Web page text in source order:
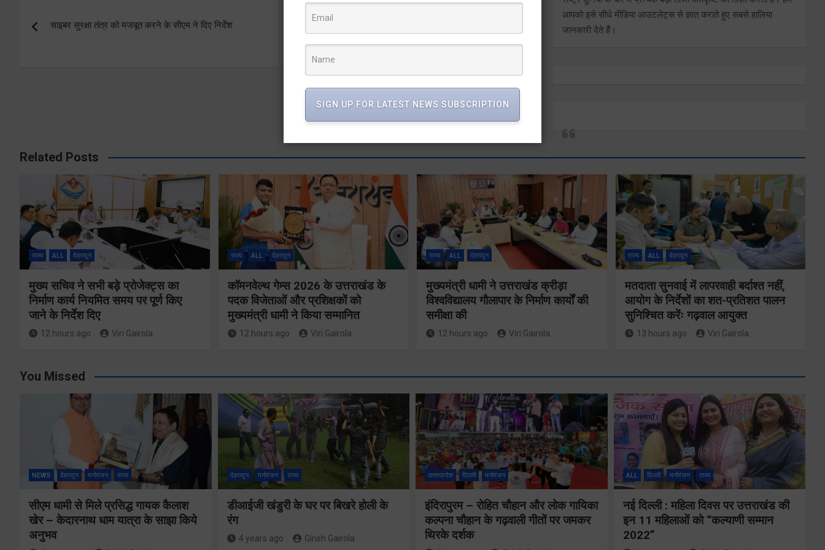
navigation
साइबर सुरक्षा तंत्र को मजबूत करने के सीएम ने दिए निर्देश
आपको इसे सीधे मीडिया आउटलेट्स से ज्ञात कराते हुए सबसे हालिया
जानकारी देते हैं।
Related Posts
राज्य ALL देहरादून
मुख्य सचिव ने सभी बड़े प्रोजेक्ट्स का
निर्माण कार्य नियमित समय पर पूर्ण किए
जाने के निर्देश दिए
12 hours ago Viri Gairola
राज्य ALL देहरादून
कॉमनवेल्थ गेम्स 2026 के उत्तराखंड के
पदक विजेताओं और प्रशिक्षकों को
मुख्यमंत्री धामी ने किया सम्मानित
12 hours ago Viri Gairola
राज्य ALL देहरादून
मुख्यमंत्री धामी ने उत्तराखंड क्रीड़ा
विश्वविद्यालय गौलापार के निर्माण कार्यों की
समीक्षा की
12 hours ago Viri Gairola
राज्य ALL देहरादून
मतदाता सुनवाई में लापरवाही बर्दाश्त नहीं,
आयोग के निर्देशों का शत-प्रतिशत पालन
सुनिश्चित करेंः गढ़वाल आयुक्त
13 hours ago Viri Gairola
You Missed
NEWS देहरादून मनोरंजन राज्य
सीएम धामी से मिले प्रसिद्ध गायक कैलाश
खेर – केदारनाथ धाम यात्रा के साझा किये
अनुभव
देहरादून मनोरंजन राज्य
डीआईजी खंडुरी के घर पर बिखरे होली के
रंग
4 years ago Girish Gairola
उत्तरप्रदेश दिल्ली मनोरंजन
इंदिरापुरम – रोहित चौहान और लोक गायिका
कल्पना चौहान के गढ़वाली गीतों पर जमकर
थिरके दर्शक
ALL दिल्ली मनोरंजन राज्य
नई दिल्ली : महिला दिवस पर उत्तराखंड की
इन 11 महिलाओं को “कल्याणी सम्मान
2022”
मतदाता सुनवाई में
लापरवाही बर्दाश्त
नहीं, आयोग के
निर्देशों का शत-
प्रतिशत पालन
मुख्य सचिव ने
सभी बड़े
प्रोजेक्ट्स का
निर्माण कार्य
नियमित समय पर
पूर्ण किए जाने के
कॉमनवेल्थ गेम्स
2026 के
उत्तराखंड के
पदक विजेताओं
और प्रशिक्षकों को
मुख्यमंत्री धामी ने
SIGN UP FOR LATEST NEWS SUBSCRIPTION